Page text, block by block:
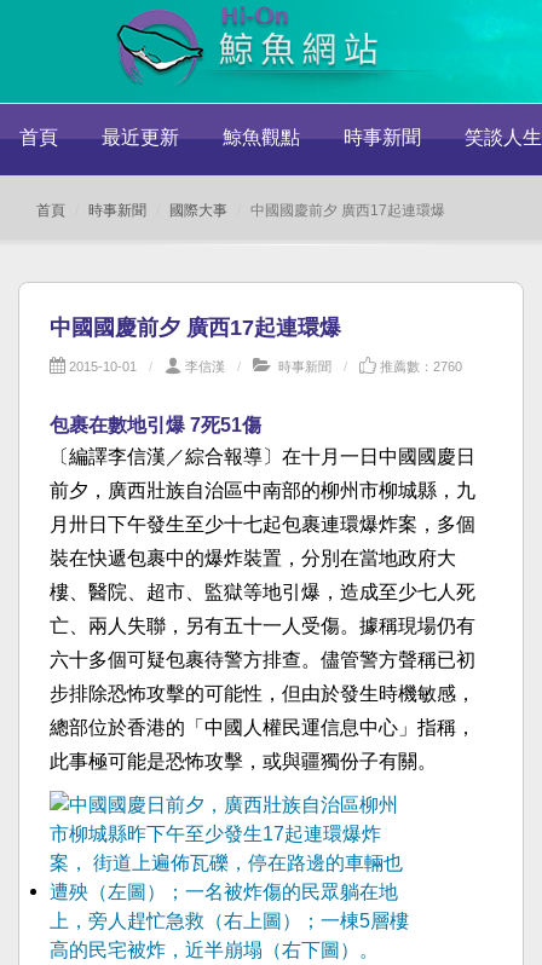
首頁 最近更新 鯨魚觀點 時事新聞 笑談人生
首頁 時事新聞 國際大事 中國國慶前夕 廣西17起連環爆
中國國慶前夕 廣西17起連環爆
2015-10-01 李信漢 時事新聞 推薦數：2760
包裹在數地引爆 7死51傷
〔編譯李信漢／綜合報導〕在十月一日中國國慶日
前夕，廣西壯族自治區中南部的柳州市柳城縣，九
月卅日下午發生至少十七起包裹連環爆炸案，多個
裝在快遞包裹中的爆炸裝置，分別在當地政府大
樓、醫院、超市、監獄等地引爆，造成至少七人死
亡、兩人失聯，另有五十一人受傷。據稱現場仍有
六十多個可疑包裹待警方排查。儘管警方聲稱已初
步排除恐怖攻擊的可能性，但由於發生時機敏感，
總部位於香港的「中國人權民運信息中心」指稱，
此事極可能是恐怖攻擊，或與疆獨份子有關。